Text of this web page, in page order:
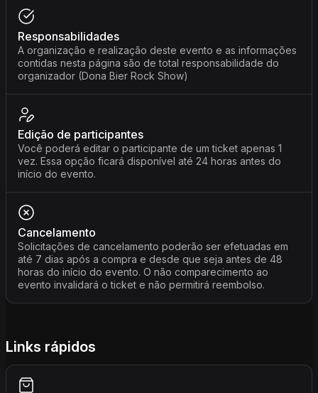
Responsabilidades
A organização e realização deste evento e as informações
contidas nesta página são de total responsabilidade do
organizador (Dona Bier Rock Show)
Edição de participantes
Você poderá editar o participante de um ticket apenas 1
vez. Essa opção ficará disponível até 24 horas antes do
início do evento.
Cancelamento
Solicitações de cancelamento poderão ser efetuadas em
até 7 dias após a compra e desde que seja antes de 48
horas do início do evento. O não comparecimento ao
evento invalidará o ticket e não permitirá reembolso.
Links rápidos